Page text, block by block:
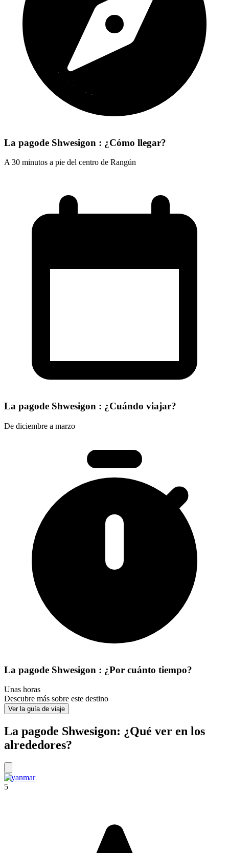
La pagode Shwesigon : ¿Cómo llegar?
A 30 minutos a pie del centro de Rangún
La pagode Shwesigon : ¿Cuándo viajar?
De diciembre a marzo
La pagode Shwesigon : ¿Por cuánto tiempo?
Unas horas
Descubre más sobre este destino
Ver la guía de viaje
La pagode Shwesigon: ¿Qué ver en los
alrededores?
Myanmar
5